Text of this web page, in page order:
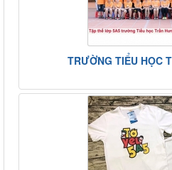
TRƯỜNG TIỂU HỌC